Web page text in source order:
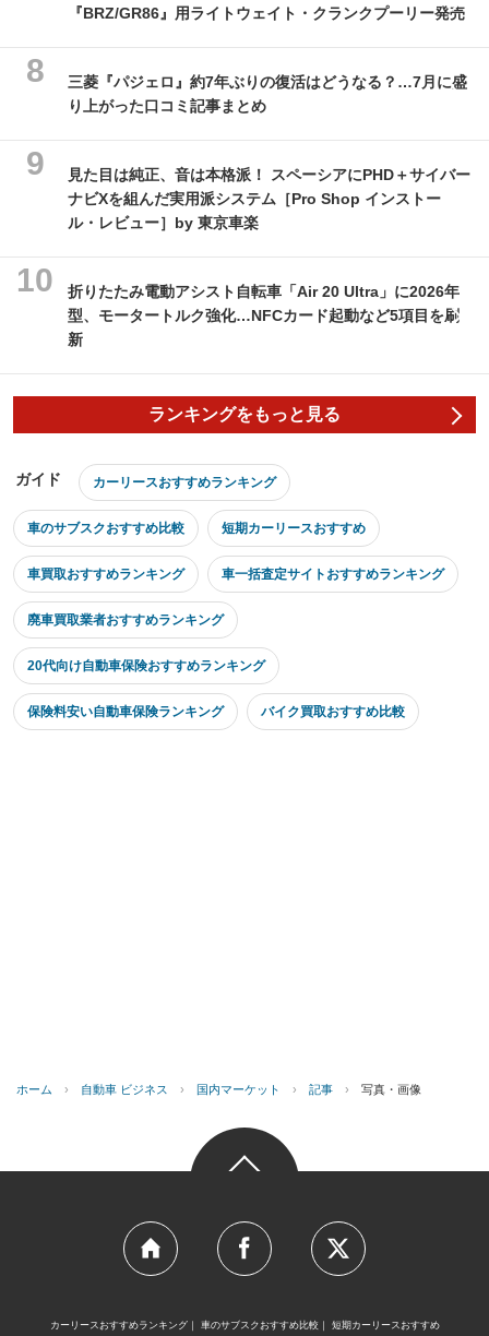
『BRZ/GR86』用ライトウェイト・クランクプーリー発売
三菱『パジェロ』約7年ぶりの復活はどうなる？…7月に盛
り上がった口コミ記事まとめ
見た目は純正、音は本格派！ スペーシアにPHD＋サイバー
ナビXを組んだ実用派システム［Pro Shop インストー
ル・レビュー］by 東京車楽
折りたたみ電動アシスト自転車「Air 20 Ultra」に2026年
型、モータートルク強化…NFCカード起動など5項目を刷
新
ランキングをもっと見る
ガイド カーリースおすすめランキング
車のサブスクおすすめ比較 短期カーリースおすすめ
車買取おすすめランキング 車一括査定サイトおすすめランキング
廃車買取業者おすすめランキング
20代向け自動車保険おすすめランキング
保険料安い自動車保険ランキング バイク買取おすすめ比較
ホーム › 自動車 ビジネス › 国内マーケット › 記事 › 写真・画像
カーリースおすすめランキング 車のサブスクおすすめ比較 短期カーリースおすすめ